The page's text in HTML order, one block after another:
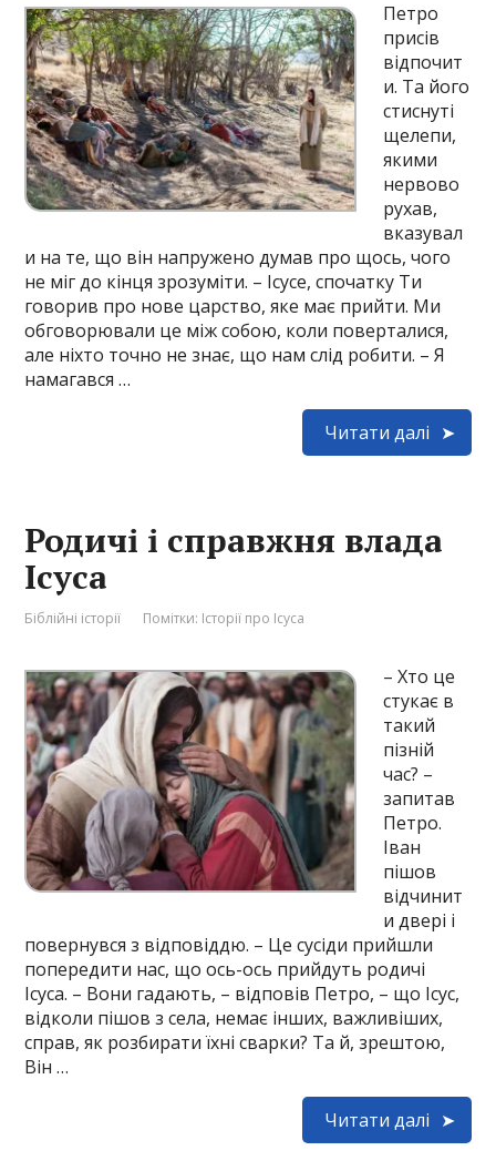
Петро
присів
відпочит
и. Та його
стиснуті
щелепи,
якими
нервово
рухав,
вказувал
и на те, що він напружено думав про щось, чого
не міг до кінця зрозуміти. – Ісусе, спочатку Ти
говорив про нове царство, яке має прийти. Ми
обговорювали це між собою, коли поверталися,
але ніхто точно не знає, що нам слід робити. – Я
намагався …
Читати далі
Родичі і справжня влада
Ісуса
Біблійні історії Помітки: Історії про Ісуса
– Хто це
стукає в
такий
пізній
час? –
запитав
Петро.
Іван
пішов
відчинит
и двері і
повернувся з відповіддю. – Це сусіди прийшли
попередити нас, що ось-ось прийдуть родичі
Ісуса. – Вони гадають, – відповів Петро, – що Ісус,
відколи пішов з села, немає інших, важливіших,
справ, як розбирати їхні сварки? Та й, зрештою,
Він …
Читати далі